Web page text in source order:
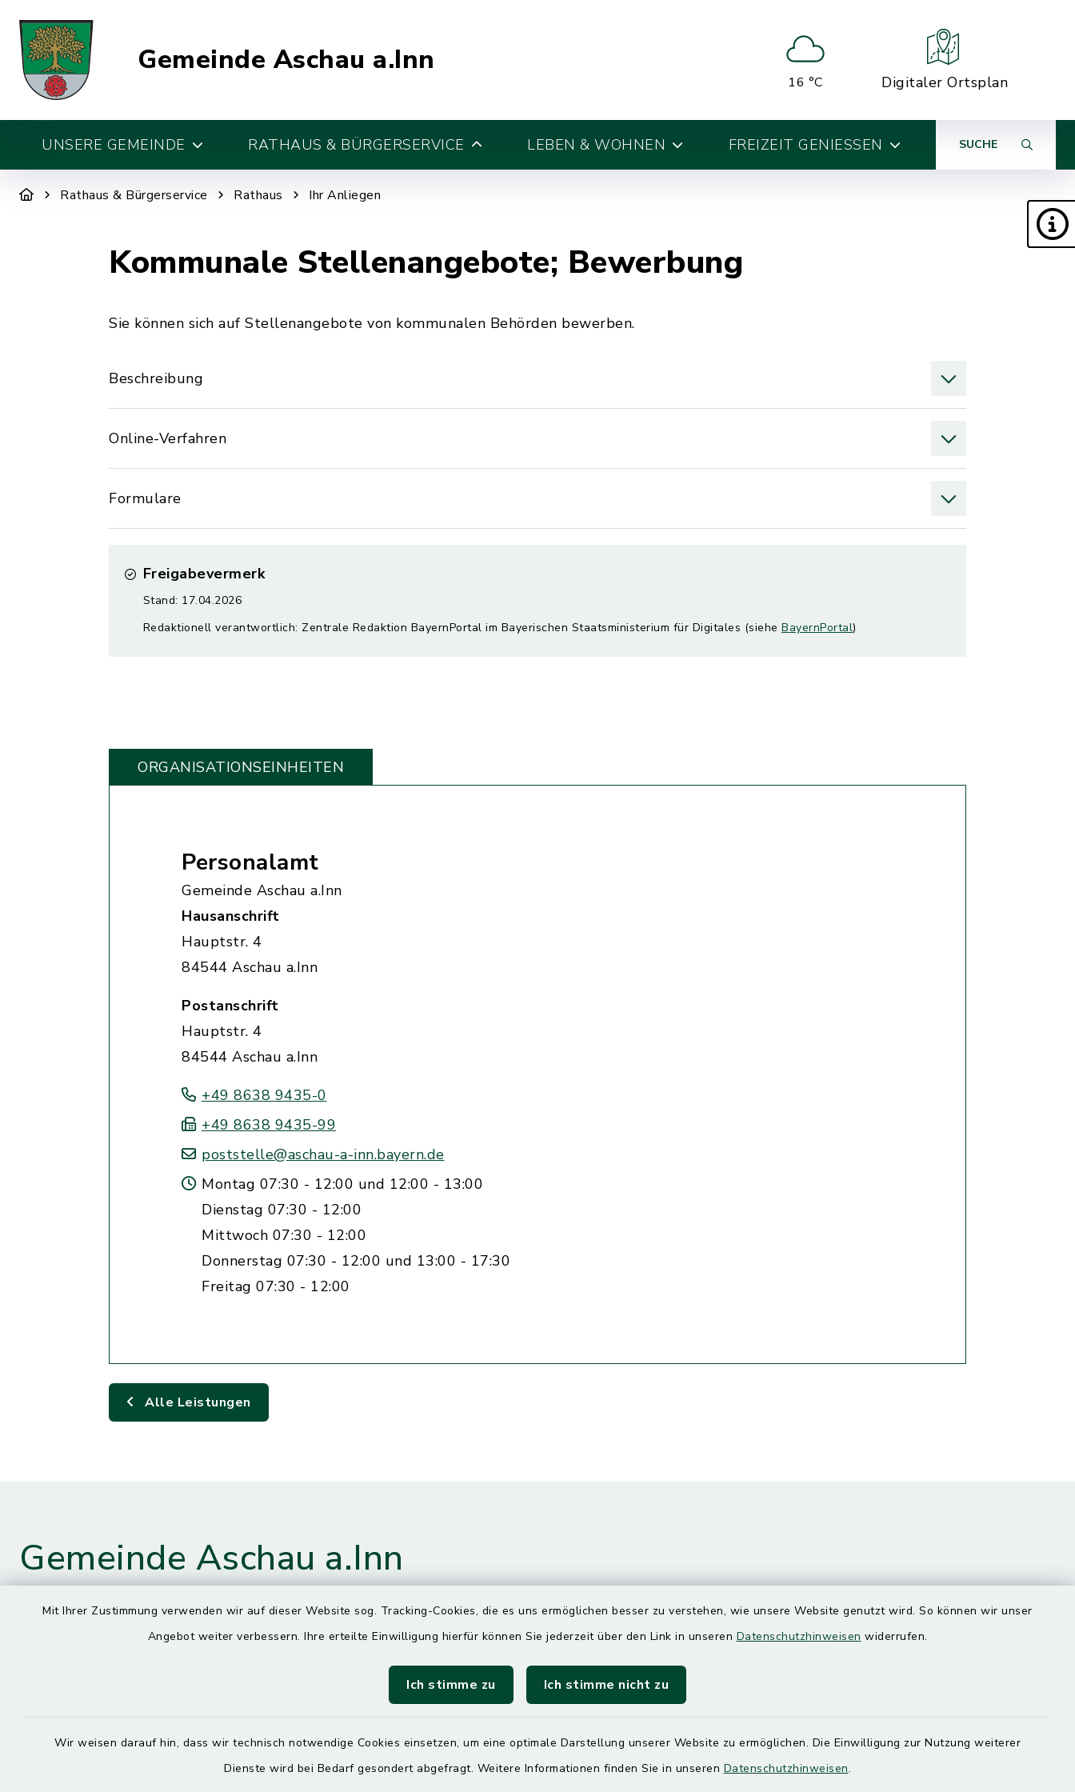
Mit Ihrer Zustimmung verwenden wir auf dieser Website sog. Tracking-Cookies, die es uns ermöglichen besser zu verstehen, wie unsere Website genutzt wird. So können wir unser
Angebot weiter verbessern. Ihre erteilte Einwilligung hierfür können Sie jederzeit über den Link in unseren Datenschutzhinweisen widerrufen.
Ich stimme zu Ich stimme nicht zu
Wir weisen darauf hin, dass wir technisch notwendige Cookies einsetzen, um eine optimale Darstellung unserer Website zu ermöglichen. Die Einwilligung zur Nutzung weiterer
Dienste wird bei Bedarf gesondert abgefragt. Weitere Informationen finden Sie in unseren Datenschutzhinweisen.
Gemeinde Aschau a.Inn
16 °C Digitaler Ortsplan
UNSERE GEMEINDE RATHAUS & BÜRGERSERVICE LEBEN & WOHNEN FREIZEIT GENIESSEN SUCHE
Rathaus & Bürgerservice Rathaus Ihr Anliegen
Kommunale Stellenangebote; Bewerbung
Sie können sich auf Stellenangebote von kommunalen Behörden bewerben.
Beschreibung
Online-Verfahren
Formulare
Freigabevermerk
Stand: 17.04.2026
Redaktionell verantwortlich: Zentrale Redaktion BayernPortal im Bayerischen Staatsministerium für Digitales (siehe BayernPortal)
ORGANISATIONS­EINHEITEN
Personalamt
Gemeinde Aschau a.Inn
Hausanschrift
Hauptstr. 4
84544 Aschau a.Inn
Postanschrift
Hauptstr. 4
84544 Aschau a.Inn
+49 8638 9435-0
+49 8638 9435-99
poststelle@aschau-a-inn.bayern.de
Montag 07:30 - 12:00 und 12:00 - 13:00
Dienstag 07:30 - 12:00
Mittwoch 07:30 - 12:00
Donnerstag 07:30 - 12:00 und 13:00 - 17:30
Freitag 07:30 - 12:00
Alle Leistungen
Gemeinde Aschau a.Inn
Kontaktdaten
08638 9435-0
Öffnungszeiten
7.30 – 13.00 Uhr
Dienstag, Mittwoch und Freitag
7.30 – 12.00 Uhr
Quicklinks
SoNNe e. V.